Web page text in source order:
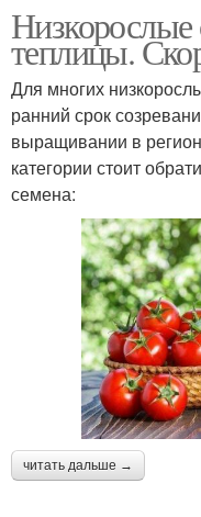
Низкорослые
теплицы.
Для многих
ранний срок
выращивании в
категории стоит
семена:
читать дальше →